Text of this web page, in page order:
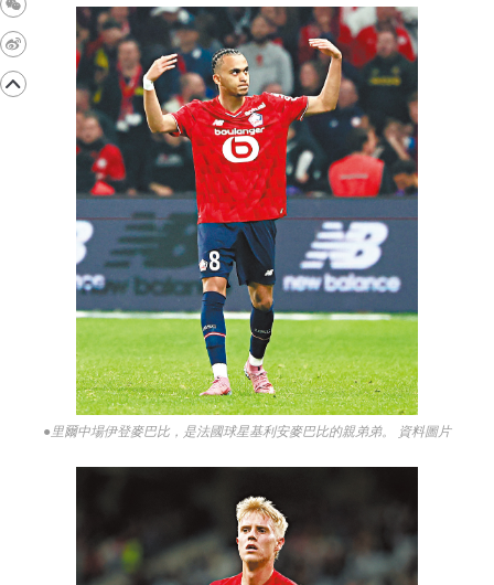
●里爾中場伊登麥巴比，是法國球星基利安麥巴比的親弟弟。 資料圖片